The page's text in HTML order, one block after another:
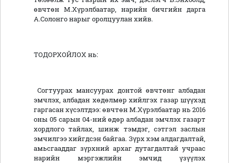
өвчтөн М.Хүрэлбаатар, нарийн бичгийн дарга
А.Солонго нарыг оролцуулан хийв.
ТОДОРХОЙЛОХ нь:
Согтуурах мансуурах донтой өвчтөнг албадан
эмчлэх, албадан хөдөлмөр хийлгэх газар шүүхэд
гаргасан хүсэлтдээ: өвчтөн М.Хүрэлбаатар нь 2016
оны 05 сарын 04-ний өдөр албадан эмчлэх газарт
хордлого тайлах, шинж тэмдэг, сэтгэл заслын
эмчилгээ хийгдсэн байгаа. Зүрх хэм алдагдалтай,
амьсгааддаг зүрхний архаг дутагдалтай учраас
нарийн мэргэжлийн эмчид үзүүлэх